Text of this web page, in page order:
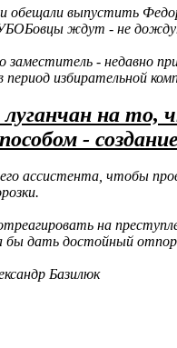
обещали выпустить
ждут - не
заместитель - недавно
период избирательной
на то,
-
ассистента, чтобы
на
бы дать достойный
Базилюк